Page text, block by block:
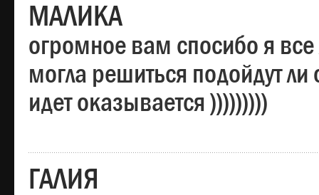
МАЛИКА
огромное вам спосибо я
могла решиться подойдут ли
идет оказывается )))))))))
ГАЛИЯ